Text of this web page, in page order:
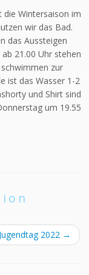
Wintersaison im
wir das Bad.
das Aussteigen
21.00 Uhr stehen
zur
ist das Wasser 1-2
und Shirt sind
um 19.55
2022 →